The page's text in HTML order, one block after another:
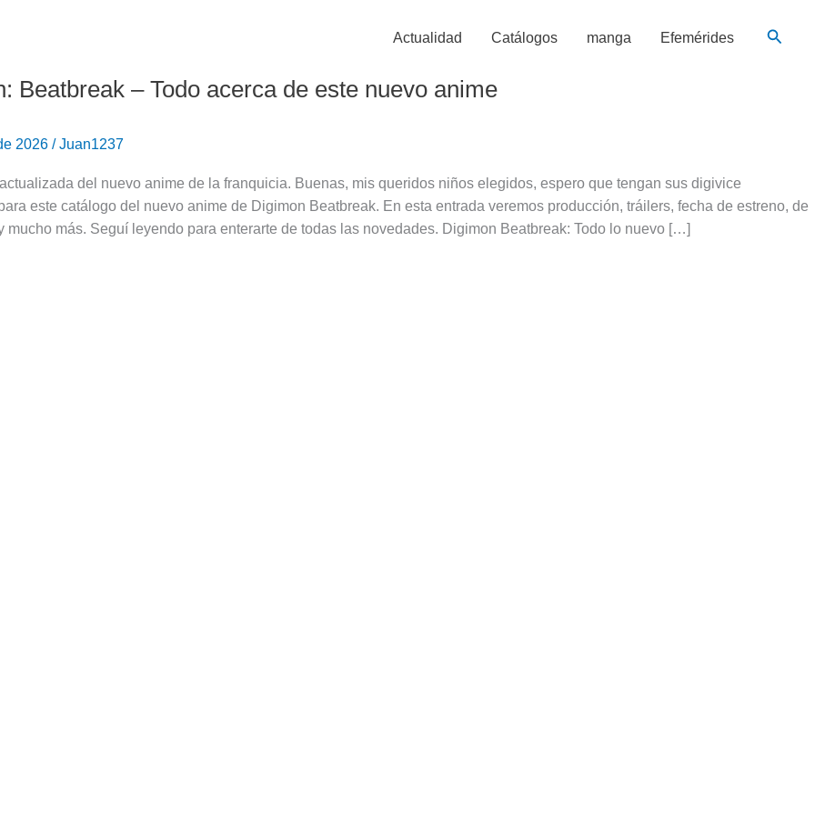
Actualidad Catálogos manga Efemérides
Beatbreak – Todo acerca de este nuevo anime
2026 /Juan1237
del nuevo anime de la franquicia. Buenas, mis queridos niños elegidos, espero que tengan sus digivice
este catálogo del nuevo anime de Digimon Beatbreak. En esta entrada veremos producción, tráilers, fecha de estreno, de
mucho más. Seguí leyendo para enterarte de todas las novedades. Digimon Beatbreak: Todo lo nuevo […]